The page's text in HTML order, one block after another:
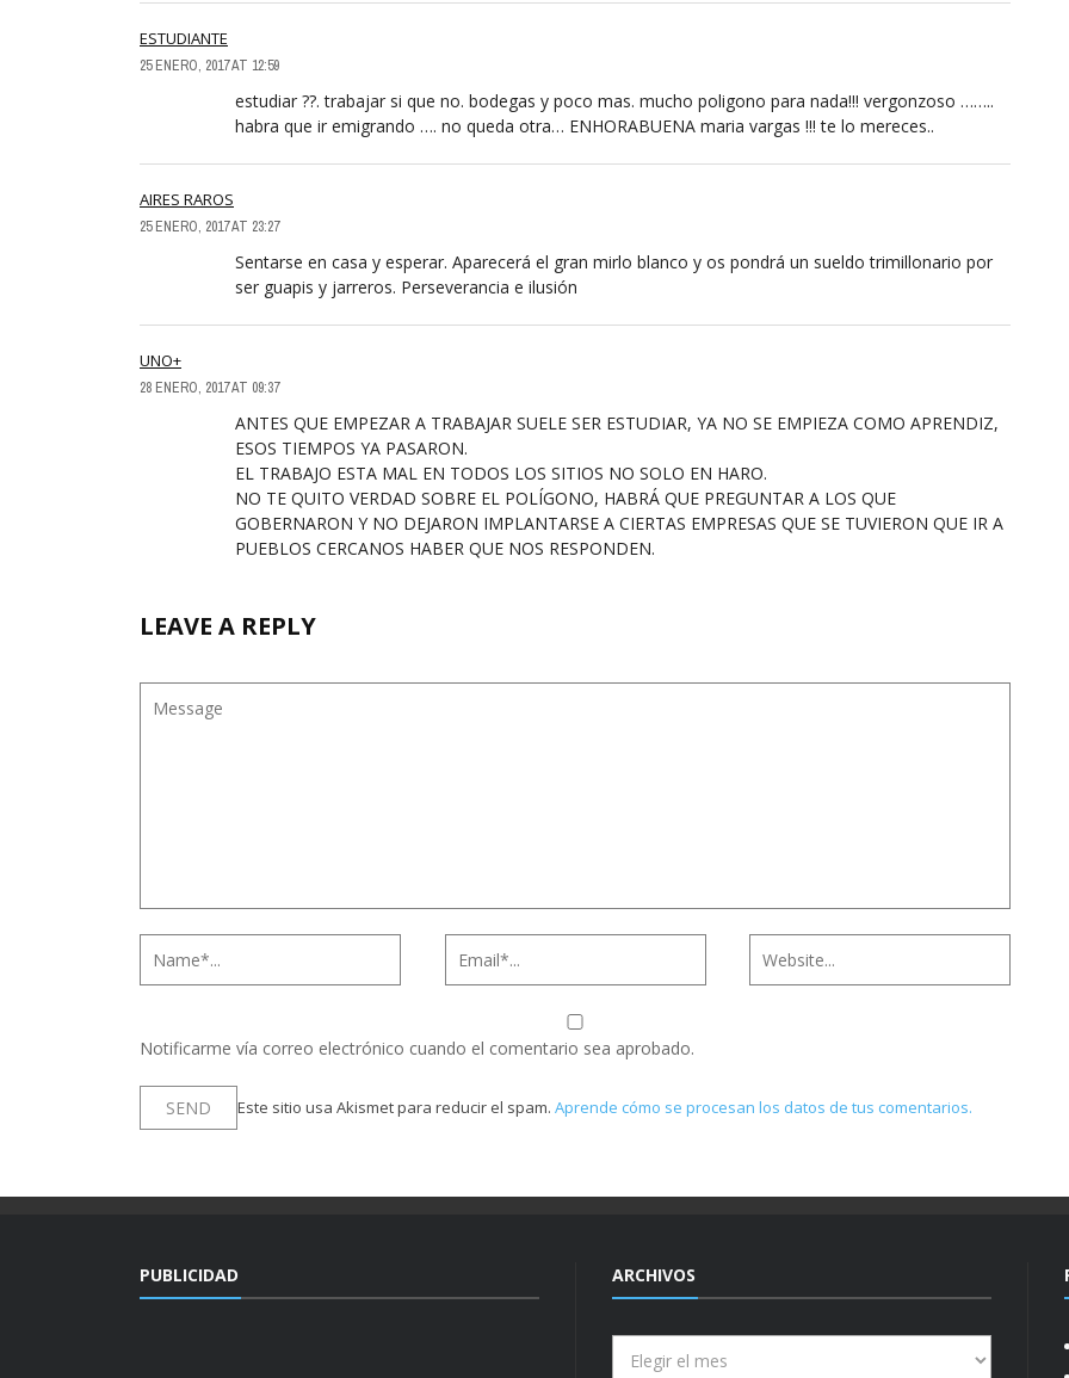
ESTUDIANTE
25 ENERO, 2017 AT 12:59
estudiar ??. trabajar si que no. bodegas y poco mas. mucho poligono para nada!!! vergonzoso ……..
habra que ir emigrando …. no queda otra… ENHORABUENA maria vargas !!! te lo mereces..
AIRES RAROS
25 ENERO, 2017 AT 23:27
Sentarse en casa y esperar. Aparecerá el gran mirlo blanco y os pondrá un sueldo trimillonario por
ser guapis y jarreros. Perseverancia e ilusión
UNO+
28 ENERO, 2017 AT 09:37
ANTES QUE EMPEZAR A TRABAJAR SUELE SER ESTUDIAR, YA NO SE EMPIEZA COMO APRENDIZ,
ESOS TIEMPOS YA PASARON.
EL TRABAJO ESTA MAL EN TODOS LOS SITIOS NO SOLO EN HARO.
NO TE QUITO VERDAD SOBRE EL POLÍGONO, HABRÁ QUE PREGUNTAR A LOS QUE
GOBERNARON Y NO DEJARON IMPLANTARSE A CIERTAS EMPRESAS QUE SE TUVIERON QUE IR A
PUEBLOS CERCANOS HABER QUE NOS RESPONDEN.
LEAVE A REPLY
Notificarme vía correo electrónico cuando el comentario sea aprobado.
Este sitio usa Akismet para reducir el spam. Aprende cómo se procesan los datos de tus comentarios.
PUBLICIDAD ARCHIVOS